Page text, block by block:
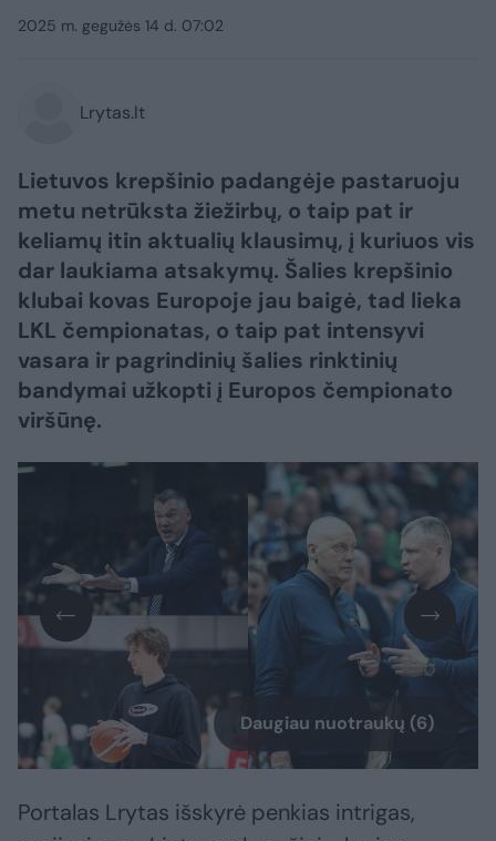
2025 m. gegužės 14 d. 07:02
Lrytas.lt
Lietuvos krepšinio padangėje pastaruoju
metu netrūksta žiežirbų, o taip pat ir
keliamų itin aktualių klausimų, į kuriuos vis
dar laukiama atsakymų. Šalies krepšinio
klubai kovas Europoje jau baigė, tad lieka
LKL čempionatas, o taip pat intensyvi
vasara ir pagrindinių šalies rinktinių
bandymai užkopti į Europos čempionato
viršūnę.
Daugiau nuotraukų (6)
Portalas Lrytas išskyrė penkias intrigas,